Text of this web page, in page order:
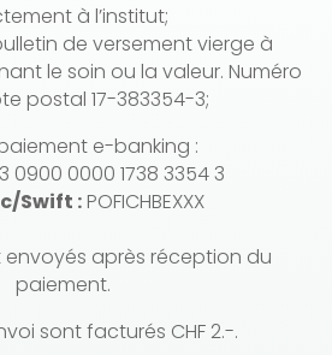
à l’institut;
de versement vierge à
le soin ou la valeur. Numéro
postal 17-383354-3;
e-banking :
0900 0000 1738 3354 3
Swift :POFICHBEXXX
envoyés après réception du
paiement.
sont facturés CHF 2.-.